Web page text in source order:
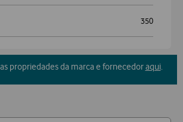
350
propriedades da marca e fornecedoraqui.